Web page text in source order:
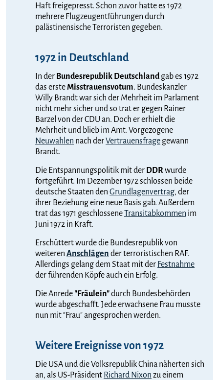
Haft freigepresst. Schon zuvor hatte es 1972
mehrere Flugzeugentführungen durch
palästinensische Terroristen gegeben.
1972 in Deutschland
In der Bundesrepublik Deutschland gab es 1972
das ersteMisstrauensvotum. Bundeskanzler
Willy Brandt war sich der Mehrheit im Parlament
nicht mehr sicher und so trat er gegen Rainer
Barzel von der CDU an. Doch er erhielt die
Mehrheit und blieb im Amt. Vorgezogene
Neuwahlen nach derVertrauensfrage gewann
Brandt.
Die Entspannungspolitik mit der DDRwurde
fortgeführt. Im Dezember 1972 schlossen beide
deutsche Staaten den Grundlagenvertrag, der
ihrer Beziehung eine neue Basis gab. Außerdem
trat das 1971 geschlosseneTransitabkommen im
Juni 1972 in Kraft.
Erschüttert wurde die Bundesrepublik von
weiteren Anschlägen der terroristischen RAF.
Allerdings gelang dem Staat mit der Festnahme
der führenden Köpfe auch ein Erfolg.
Die Anrede "Fräulein"durch Bundesbehörden
wurde abgeschafft. Jede erwachsene Frau musste
nun mit "Frau" angesprochen werden.
Weitere Ereignisse von 1972
Die USA und die Volksrepublik China näherten sich
an, als US-Präsident Richard Nixon zu einem